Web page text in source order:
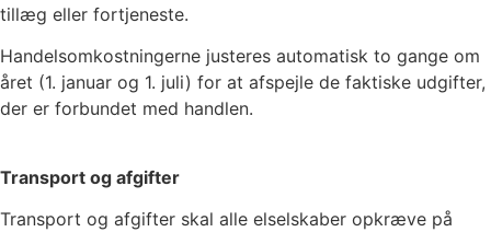
tillæg eller fortjeneste.
Handelsomkostningerne justeres automatisk to gange om
året (1. januar og 1. juli) for at afspejle de faktiske udgifter,
der er forbundet med handlen.
Transport og afgifter
Transport og afgifter skal alle elselskaber opkræve på